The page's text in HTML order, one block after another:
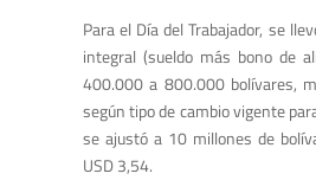
Para el Día del Trabajador, se
integral (sueldo más bono de
400.000 a 800.000 bolívares,
según tipo de cambio vigente
se ajustó a 10 millones de
USD 3,54.